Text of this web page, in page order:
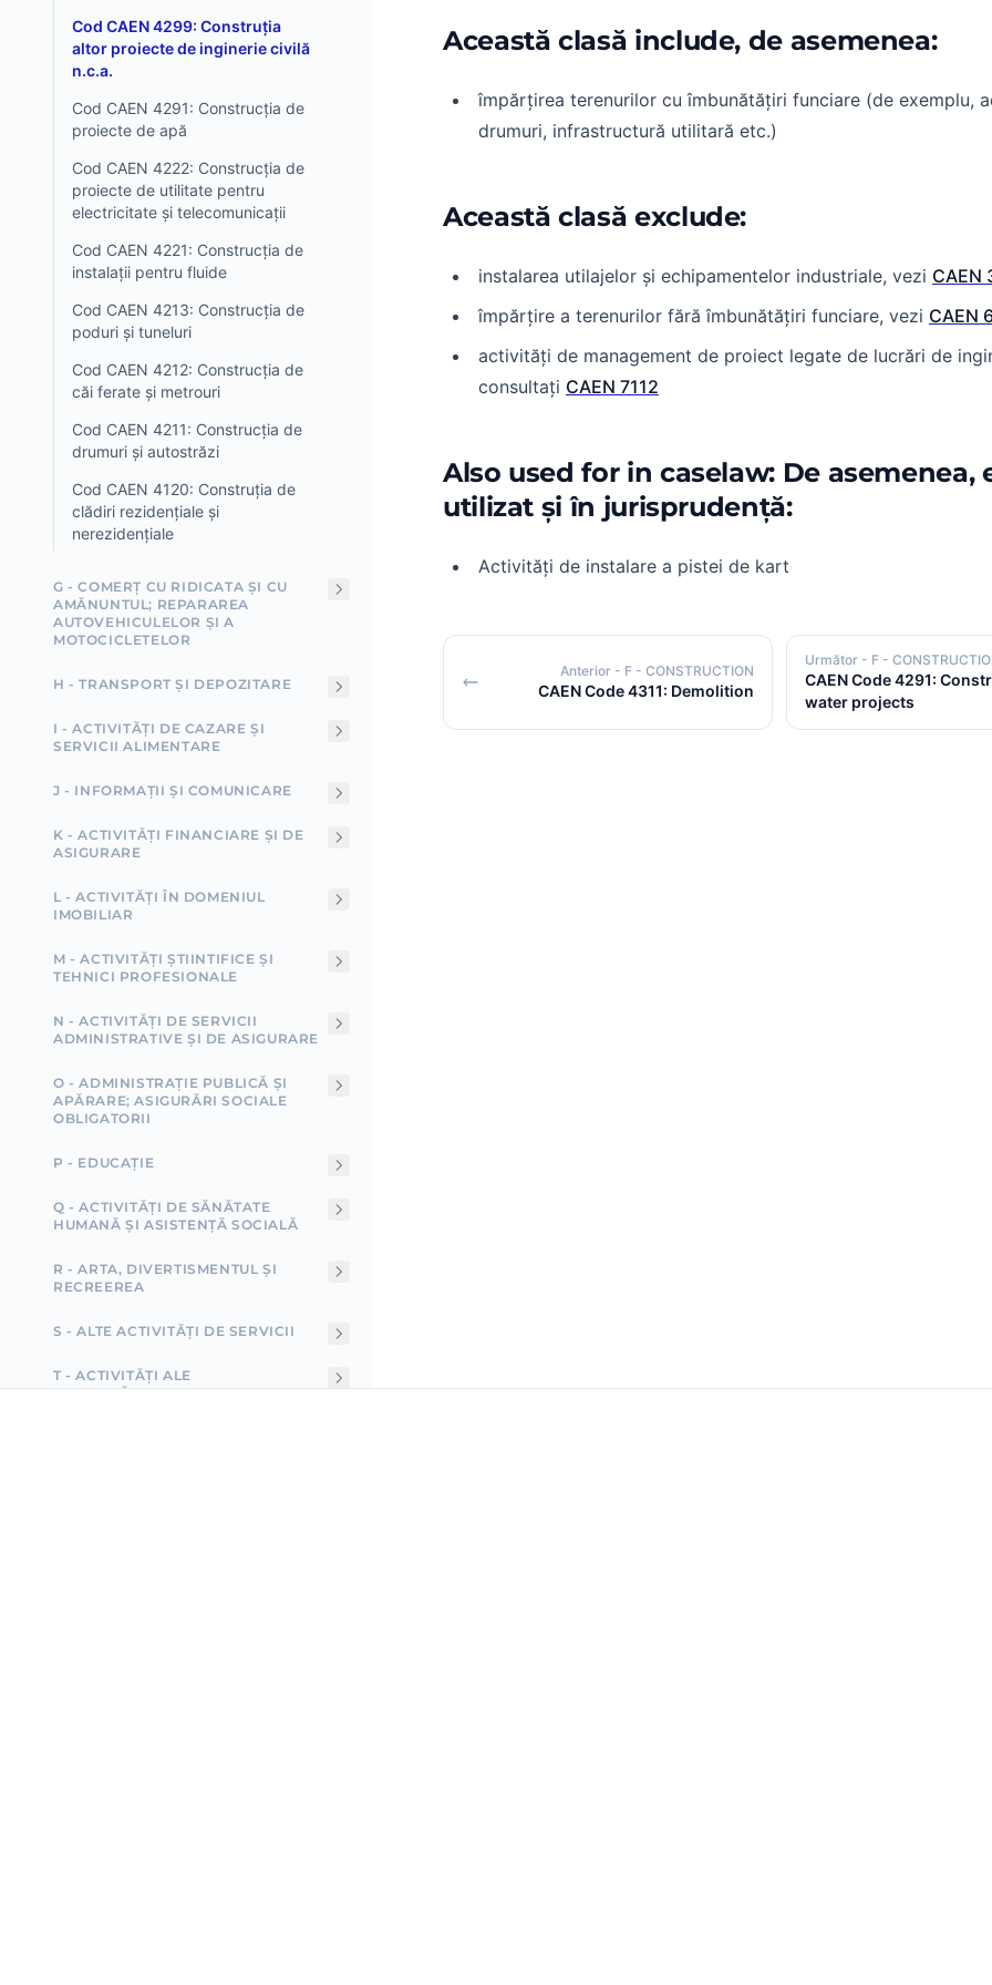
Cod CAEN 4299: Construția
altor proiecte de inginerie civilă
n.c.a.
Cod CAEN 4291: Construcția de
proiecte de apă
Cod CAEN 4222: Construcția de
proiecte de utilitate pentru
electricitate și telecomunicații
Cod CAEN 4221: Construcția de
instalații pentru fluide
Cod CAEN 4213: Construcția de
poduri și tuneluri
Cod CAEN 4212: Construcția de
căi ferate și metrouri
Cod CAEN 4211: Construcția de
drumuri și autostrăzi
Cod CAEN 4120: Construția de
clădiri rezidențiale și
nerezidențiale
G - COMERȚ CU RIDICATA ȘI CU
AMĂNUNTUL; REPARAREA
AUTOVEHICULELOR ȘI A
MOTOCICLETELOR
H - TRANSPORT ȘI DEPOZITARE
I - ACTIVITĂȚI DE CAZARE ȘI
SERVICII ALIMENTARE
J - INFORMAȚII ȘI COMUNICARE
K - ACTIVITĂȚI FINANCIARE ȘI DE
ASIGURARE
L - ACTIVITĂȚI ÎN DOMENIUL
IMOBILIAR
M - ACTIVITĂȚI ȘTIINTIFICE ȘI
TEHNICI PROFESIONALE
N - ACTIVITĂȚI DE SERVICII
ADMINISTRATIVE ȘI DE ASIGURARE
O - ADMINISTRAȚIE PUBLICĂ ȘI
APĂRARE; ASIGURĂRI SOCIALE
OBLIGATORII
P - EDUCAȚIE
Q - ACTIVITĂȚI DE SĂNĂTATE
HUMANĂ ȘI ASISTENȚĂ SOCIALĂ
R - ARTA, DIVERTISMENTUL ȘI
RECREEREA
S - ALTE ACTIVITĂȚI DE SERVICII
T - ACTIVITĂȚI ALE
GOSPODĂRIILOR CA EMPLOYERI;
Această clasă include, de asemenea:
împărțirea terenurilor cu îmbunătățiri funciare (de exemplu,
drumuri, infrastructură utilitară etc.)
Această clasă exclude:
instalarea utilajelor și echipamentelor industriale, vezi CAEN
împărțire a terenurilor fără îmbunătățiri funciare, vezi CAEN
activități de management de proiect legate de lucrări de
consultați CAEN 7112
Also used for in caselaw: De asemenea,
utilizat și în jurisprudență:
Activități de instalare a pistei de kart
Anterior - F - CONSTRUCTION
CAEN Code 4311: Demolition
Următor - F -
CAEN Code 4291:
water projects